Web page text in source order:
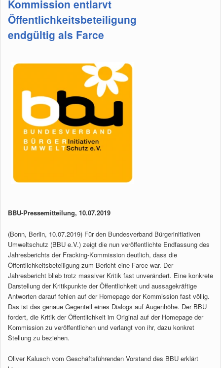
Kommission entlarvt
Öffentlichkeitsbeteiligung
endgültig als Farce
BBU-Pressemitteilung, 10.07.2019
(Bonn, Berlin, 10.07.2019) Für den Bundesverband Bürgerinitiativen
Umweltschutz (BBU e.V.) zeigt die nun veröffentlichte Endfassung des
Jahresberichts der Fracking-Kommission deutlich, dass die
Öffentlichkeitsbeteiligung zum Bericht eine Farce war. Der
Jahresbericht blieb trotz massiver Kritik fast unverändert. Eine konkrete
Darstellung der Kritikpunkte der Öffentlichkeit und aussagekräftige
Antworten darauf fehlen auf der Homepage der Kommission fast völlig.
Das ist das genaue Gegenteil eines Dialogs auf Augenhöhe. Der BBU
fordert, die Kritik der Öffentlichkeit im Original auf der Homepage der
Kommission zu veröffentlichen und verlangt von ihr, dazu konkret
Stellung zu beziehen.
Oliver Kalusch vom Geschäftsführenden Vorstand des BBU erklärt